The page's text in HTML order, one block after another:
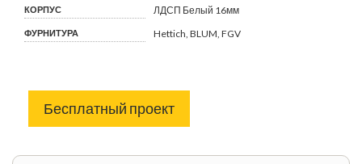
КОРПУС ЛДСП Белый 16мм
ФУРНИТУРА Hettich, BLUM, FGV
Бесплатный проект